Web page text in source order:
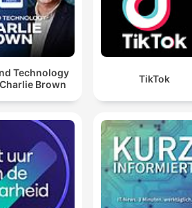
Technology
Brown
TikTok